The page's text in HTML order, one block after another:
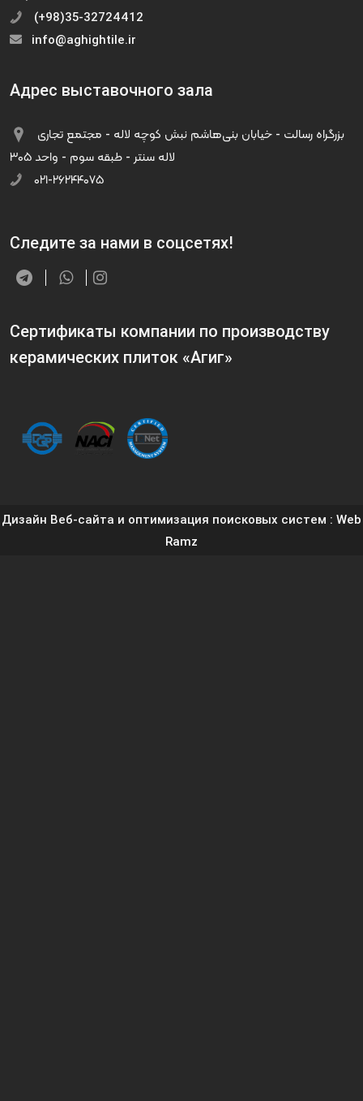
(+98)35-32724412
info@aghightile.ir
Адрес выставочного зала
لاله سنتر - طبقه سوم - واحد ۳۰۵
۰۲۱-۲۶۲۴۴۰۷۵
Следите за нами в соцсетях!
Сертификаты компании по производству
керамических плиток «Агиг»
Дизайн Веб-сайта и оптимизация поисковых систем : Web
Ramz